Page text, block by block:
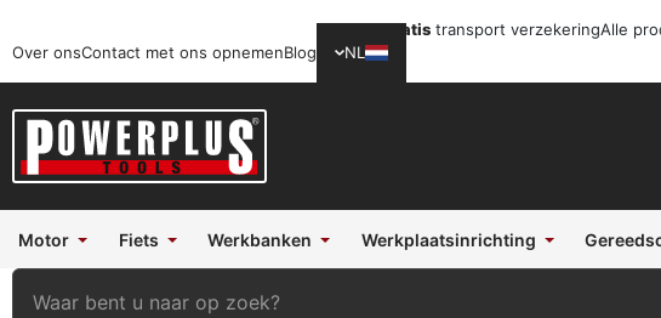
Gratis transport verzekeringAlle
Over onsContact met ons opnemenBlog NL
Motor Fiets Werkbanken Werkplaatsinrichting